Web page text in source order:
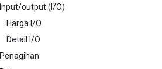
Input/output (I/O)
Harga I/O
Detail I/O
Penagihan